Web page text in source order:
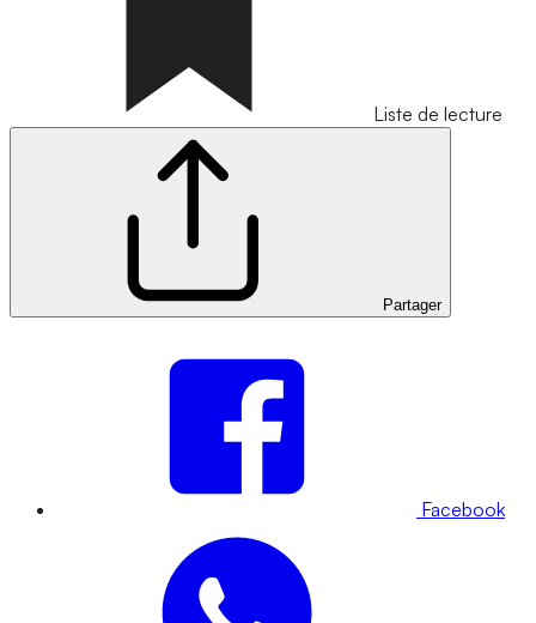
Liste de lecture
Partager
Facebook